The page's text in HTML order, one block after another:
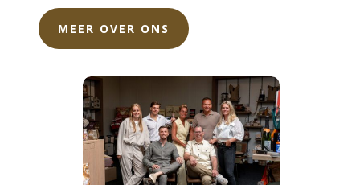
MEER OVER ONS